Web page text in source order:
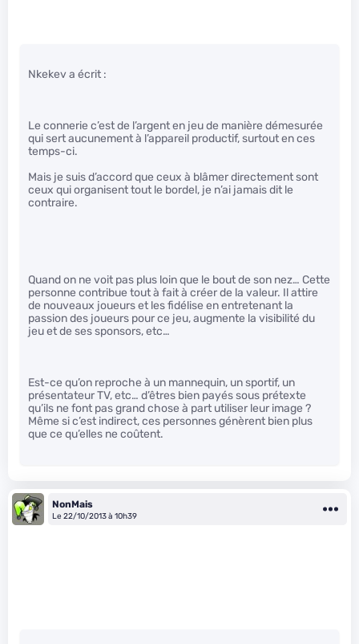
Nkekev a écrit :
Le connerie c’est de l’argent en jeu de manière démesurée
qui sert aucunement à l’appareil productif, surtout en ces
temps-ci.
Mais je suis d’accord que ceux à blâmer directement sont
ceux qui organisent tout le bordel, je n’ai jamais dit le
contraire.
Quand on ne voit pas plus loin que le bout de son nez… Cette
personne contribue tout à fait à créer de la valeur. Il attire
de nouveaux joueurs et les fidélise en entretenant la
passion des joueurs pour ce jeu, augmente la visibilité du
jeu et de ses sponsors, etc…
Est-ce qu’on reproche à un mannequin, un sportif, un
présentateur TV, etc… d’êtres bien payés sous prétexte
qu’ils ne font pas grand chose à part utiliser leur image ?
Même si c’est indirect, ces personnes génèrent bien plus
que ce qu’elles ne coûtent.
NonMais
Le 22/10/2013 à 10h39